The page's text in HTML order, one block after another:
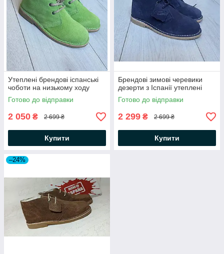
Утеплені брендові іспанські
чоботи на низькому ходу
Готово до відправки
2 050 ₴ 2 699 ₴
Купити
Брендові зимові черевики
дезерти з Іспанії утеплені
Готово до відправки
2 299 ₴ 2 699 ₴
Купити
–24%